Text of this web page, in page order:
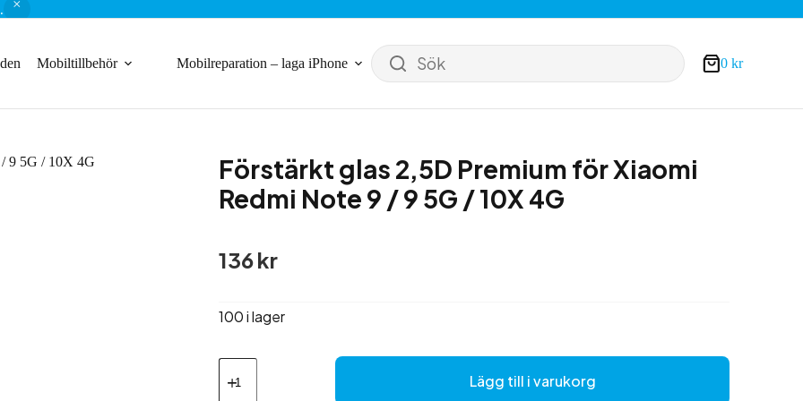
Mobiltillbehör Mobilreparation – laga iPhone Sök Varukorg
0 kr
Förstärkt glas 2,5D Premium för Xiaomi
Redmi Note 9 / 9 5G / 10X 4G
136kr
100 i lager
Förstärkt
glas
Lägg till i varukorg